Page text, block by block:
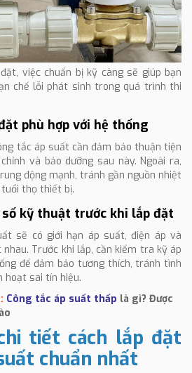
việc chuẩn bị kỹ càng sẽ giúp bạn
chế lỗi phát sinh trong quá trình thi
phù hợp với hệ thống
tắc áp suất cần đảm bảo thuận tiện
và bảo dưỡng sau này. Ngoài ra,
động mạnh, tránh gần nguồn nhiệt
thọ thiết bị.
kỹ thuật trước khi lắp đặt
sẽ có giới hạn áp suất, điện áp và
nhau. Trước khi lắp, cần kiểm tra kỹ áp
để đảm bảo tương thích, tránh tình
hoạt sai tín hiệu.
Công tắc áp suất thấp là gì? Được
tiết cách lắp đặt
chuẩn nhất